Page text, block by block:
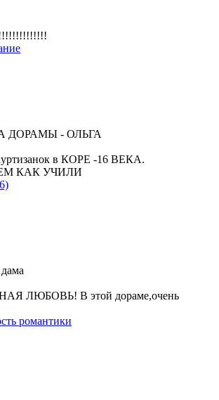
ДОРАМЫ - ОЛЬГА
в КОРЕ -16 ВЕКА.
КАК УЧИЛИ
ЛЮБОВЬ! В этой дораме,очень
романтики